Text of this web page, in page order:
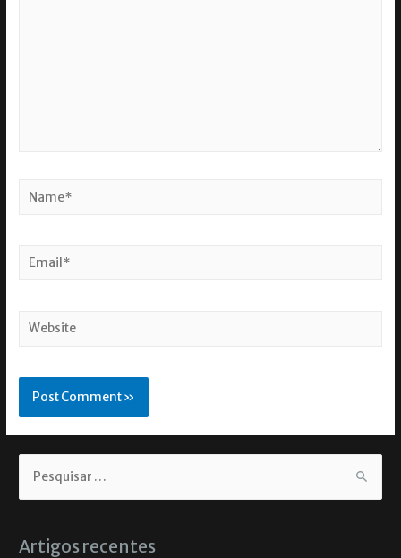
Artigos recentes